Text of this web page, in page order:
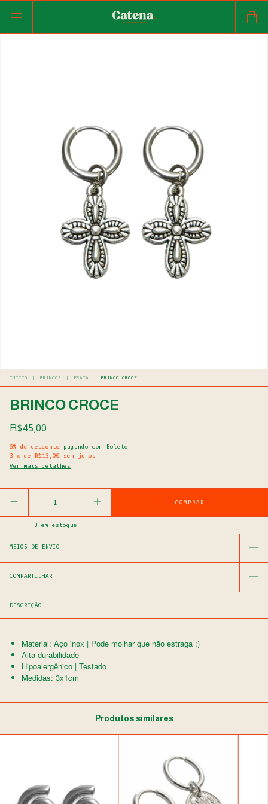
INÍCIO BRINCOS PRATA BRINCO CROCE
BRINCO CROCE
R$45,00
5% de desconto pagando com Boleto
3
x de R$15,00
sem juros
Ver mais detalhes
3 em estoque
MEIOS DE ENVIO
COMPARTILHAR
DESCRIÇÃO
Material: Aço inox | Pode molhar que não estraga :)
Alta durabilidade
Hipoalergênico | Testado
Medidas: 3x1cm
Produtos similares